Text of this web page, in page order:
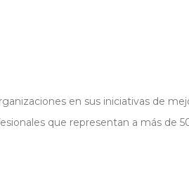
en sus iniciativas de
que representan a más de